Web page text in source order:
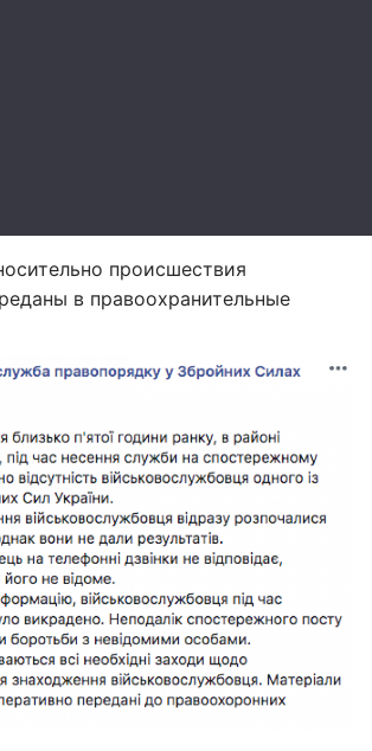
происшествия
в правоохранительные